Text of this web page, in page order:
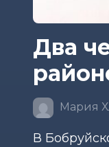
Два
Мария
В